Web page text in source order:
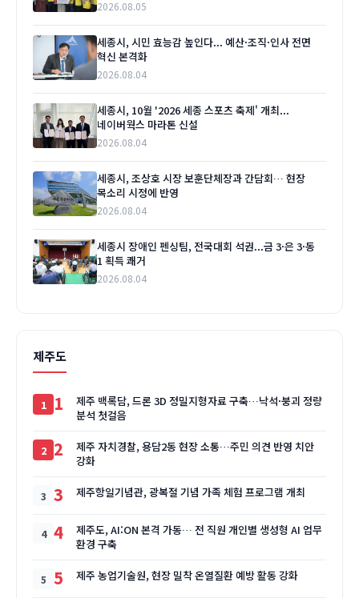
2026.08.05
세종시, 시민 효능감 높인다... 예산·조직·인사 전면
혁신 본격화
2026.08.04
세종시, 10월 '2026 세종 스포츠 축제' 개최...
네이버웍스 마라톤 신설
2026.08.04
세종시, 조상호 시장 보훈단체장과 간담회… 현장
목소리 시정에 반영
2026.08.04
세종시 장애인 펜싱팀, 전국대회 석권...금 3·은 3·동
1 획득 쾌거
2026.08.04
제주도
1
제주 백록담, 드론 3D 정밀지형자료 구축…낙석·붕괴 정량
분석 첫걸음
2
제주 자치경찰, 용담2동 현장 소통…주민 의견 반영 치안
강화
3 제주항일기념관, 광복절 기념 가족 체험 프로그램 개최
4
제주도, AI:ON 본격 가동… 전 직원 개인별 생성형 AI 업무
환경 구축
5 제주 농업기술원, 현장 밀착 온열질환 예방 활동 강화